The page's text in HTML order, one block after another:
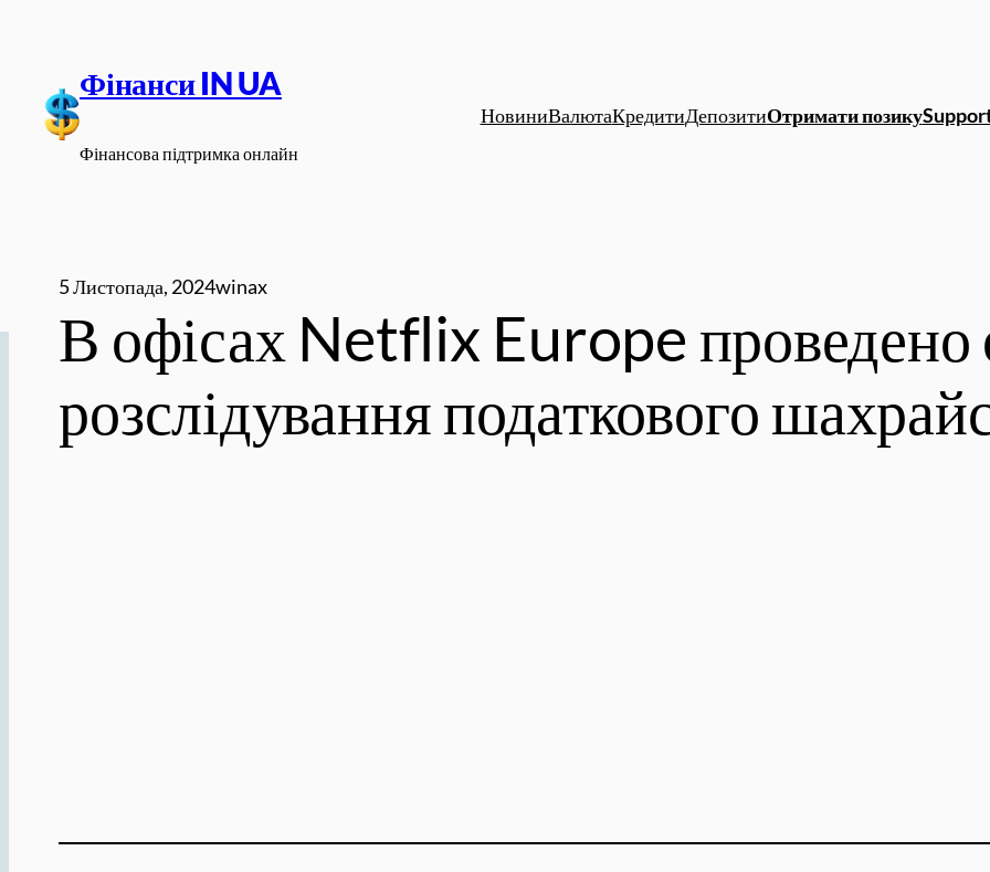
вмісту
Фінанси IN UA
Фінансова підтримка онлайн
НовиниВалютаКредитиДепозитиОтримати позику
5 Листопада, 2024winax
В офісах Netflix Europe проведено
розслідування податкового